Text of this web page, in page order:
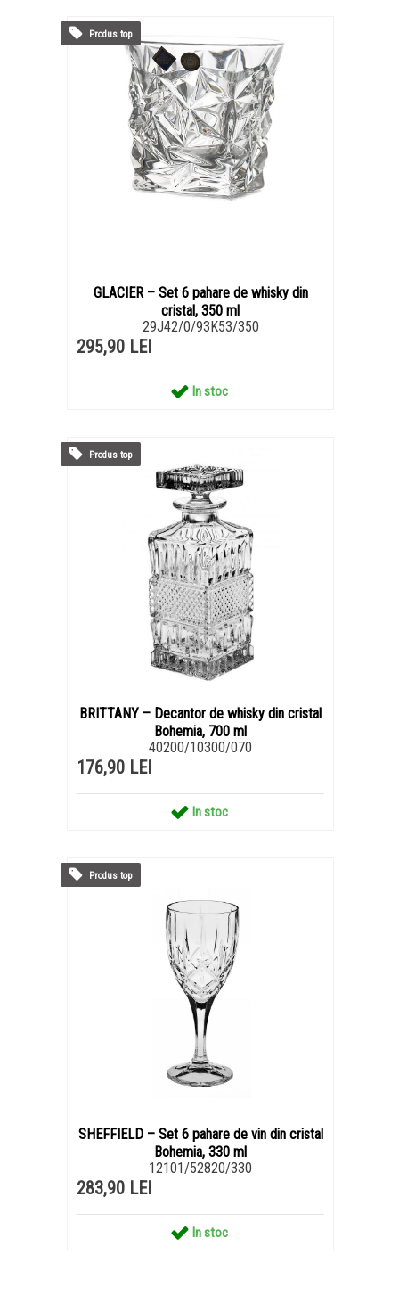
GLACIER – Set 6 pahare de whisky din
cristal, 350 ml
29J42/0/93K53/350
295,90 LEI
In stoc
Produs top
BRITTANY – Decantor de whisky din cristal
Bohemia, 700 ml
40200/10300/070
176,90 LEI
In stoc
Produs top
SHEFFIELD – Set 6 pahare de vin din cristal
Bohemia, 330 ml
12101/52820/330
283,90 LEI
In stoc
Produs top